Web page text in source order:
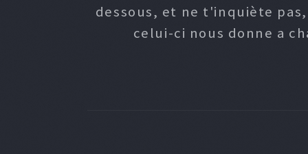
dessous, et ne t'inquiète
celui-ci nous donne a